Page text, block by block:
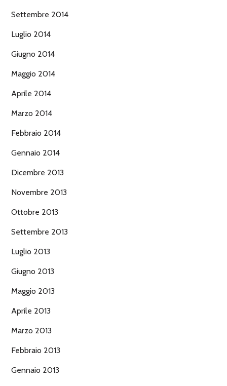
Settembre 2014
Luglio 2014
Giugno 2014
Maggio 2014
Aprile 2014
Marzo 2014
Febbraio 2014
Gennaio 2014
Dicembre 2013
Novembre 2013
Ottobre 2013
Settembre 2013
Luglio 2013
Giugno 2013
Maggio 2013
Aprile 2013
Marzo 2013
Febbraio 2013
Gennaio 2013